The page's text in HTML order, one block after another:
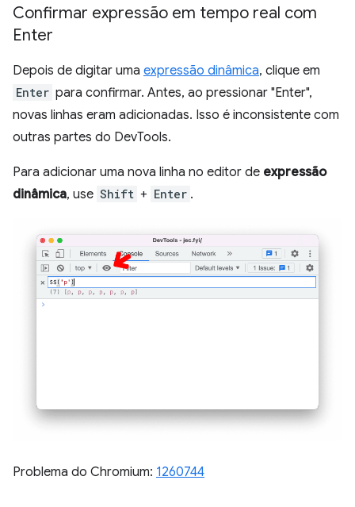
Confirmar expressão em tempo real com
Enter
Depois de digitar uma expressão dinâmica, clique em
Enter para confirmar. Antes, ao pressionar "Enter",
novas linhas eram adicionadas. Isso é inconsistente com
outras partes do DevTools.
Para adicionar uma nova linha no editor de expressão
dinâmica, use Shift + Enter .
Problema do Chromium: 1260744